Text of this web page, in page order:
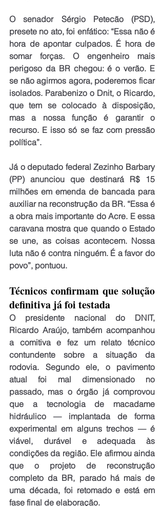
O senador Sérgio Petecão (PSD),
presete no ato, foi enfático: “Essa não é
hora de apontar culpados. É hora de
somar forças. O engenheiro mais
perigoso da BR chegou: é o verão. E
se não agirmos agora, poderemos ficar
isolados. Parabenizo o Dnit, o Ricardo,
que tem se colocado à disposição,
mas a nossa função é garantir o
recurso. E isso só se faz com pressão
política”.
Já o deputado federal Zezinho Barbary
(PP) anunciou que destinará R$ 15
milhões em emenda de bancada para
auxiliar na reconstrução da BR. “Essa é
a obra mais importante do Acre. E essa
caravana mostra que quando o Estado
se une, as coisas acontecem. Nossa
luta não é contra ninguém. É a favor do
povo”, pontuou.
Técnicos confirmam que solução
definitiva já foi testada
O presidente nacional do DNIT,
Ricardo Araújo, também acompanhou
a comitiva e fez um relato técnico
contundente sobre a situação da
rodovia. Segundo ele, o pavimento
atual foi mal dimensionado no
passado, mas o órgão já comprovou
que a tecnologia de macadame
hidráulico — implantada de forma
experimental em alguns trechos — é
viável, durável e adequada às
condições da região. Ele afirmou ainda
que o projeto de reconstrução
completo da BR, parado há mais de
uma década, foi retomado e está em
fase final de elaboração.